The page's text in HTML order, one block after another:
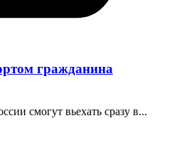
гражданина
смогут вьехать сразу в...